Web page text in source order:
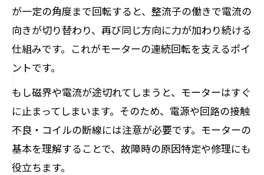
が一定の角度まで回転すると、整流子の働きで電流の
向きが切り替わり、再び同じ方向に力が加わり続ける
仕組みです。これがモーターの連続回転を支えるポイ
ントです。
もし磁界や電流が途切れてしまうと、モーターはすぐ
に止まってしまいます。そのため、電源や回路の接触
不良・コイルの断線には注意が必要です。モーターの
基本を理解することで、故障時の原因特定や修理にも
役立ちます。